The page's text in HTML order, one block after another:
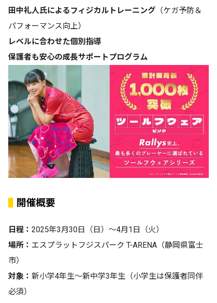
田中礼人氏によるフィジカルトレーニング （ケガ予防＆
パフォーマンス向上）
レベルに合わせた個別指導
保護者も安心の成長サポートプログラム
開催概要
日程： 2025年3月30日（日）〜4月1日（火）
場所： エスプラットフジスパーク T-ARENA（静岡県富士
市）
対象： 新小学4年生〜新中学3年生（小学生は保護者同伴
必須）